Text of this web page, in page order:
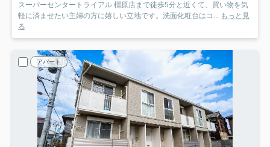
スーパーセンタートライアル 橿原店まで徒歩5分と近くて、買い物を気
軽に済ませたい主婦の方に嬉しい立地です。洗面化粧台はコ... もっと見
る
アパート